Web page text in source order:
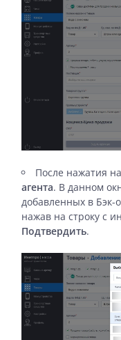
После нажатия
агента. В данном
добавленных в Бэк-
нажав на строку с
Подтвердить.